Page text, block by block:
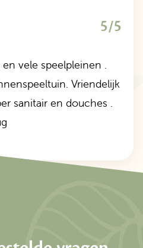
5/5
vele speelpleinen .
Vriendelijk
sanitair en douches .